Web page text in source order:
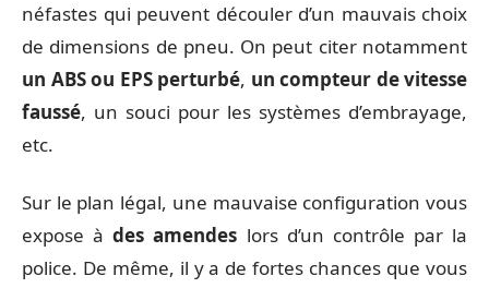
néfastes qui peuvent découler d’un mauvais choix
de dimensions de pneu. On peut citer notamment
un ABS ou EPS perturbé, un compteur de vitesse
faussé, un souci pour les systèmes d’embrayage,
etc.
Sur le plan légal, une mauvaise configuration vous
expose àdes amendes lors d’un contrôle par la
police. De même, il y a de fortes chances que vous